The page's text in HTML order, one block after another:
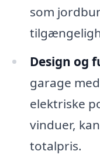
som
Design og
garage
elektriske
vinduer,
totalpris.